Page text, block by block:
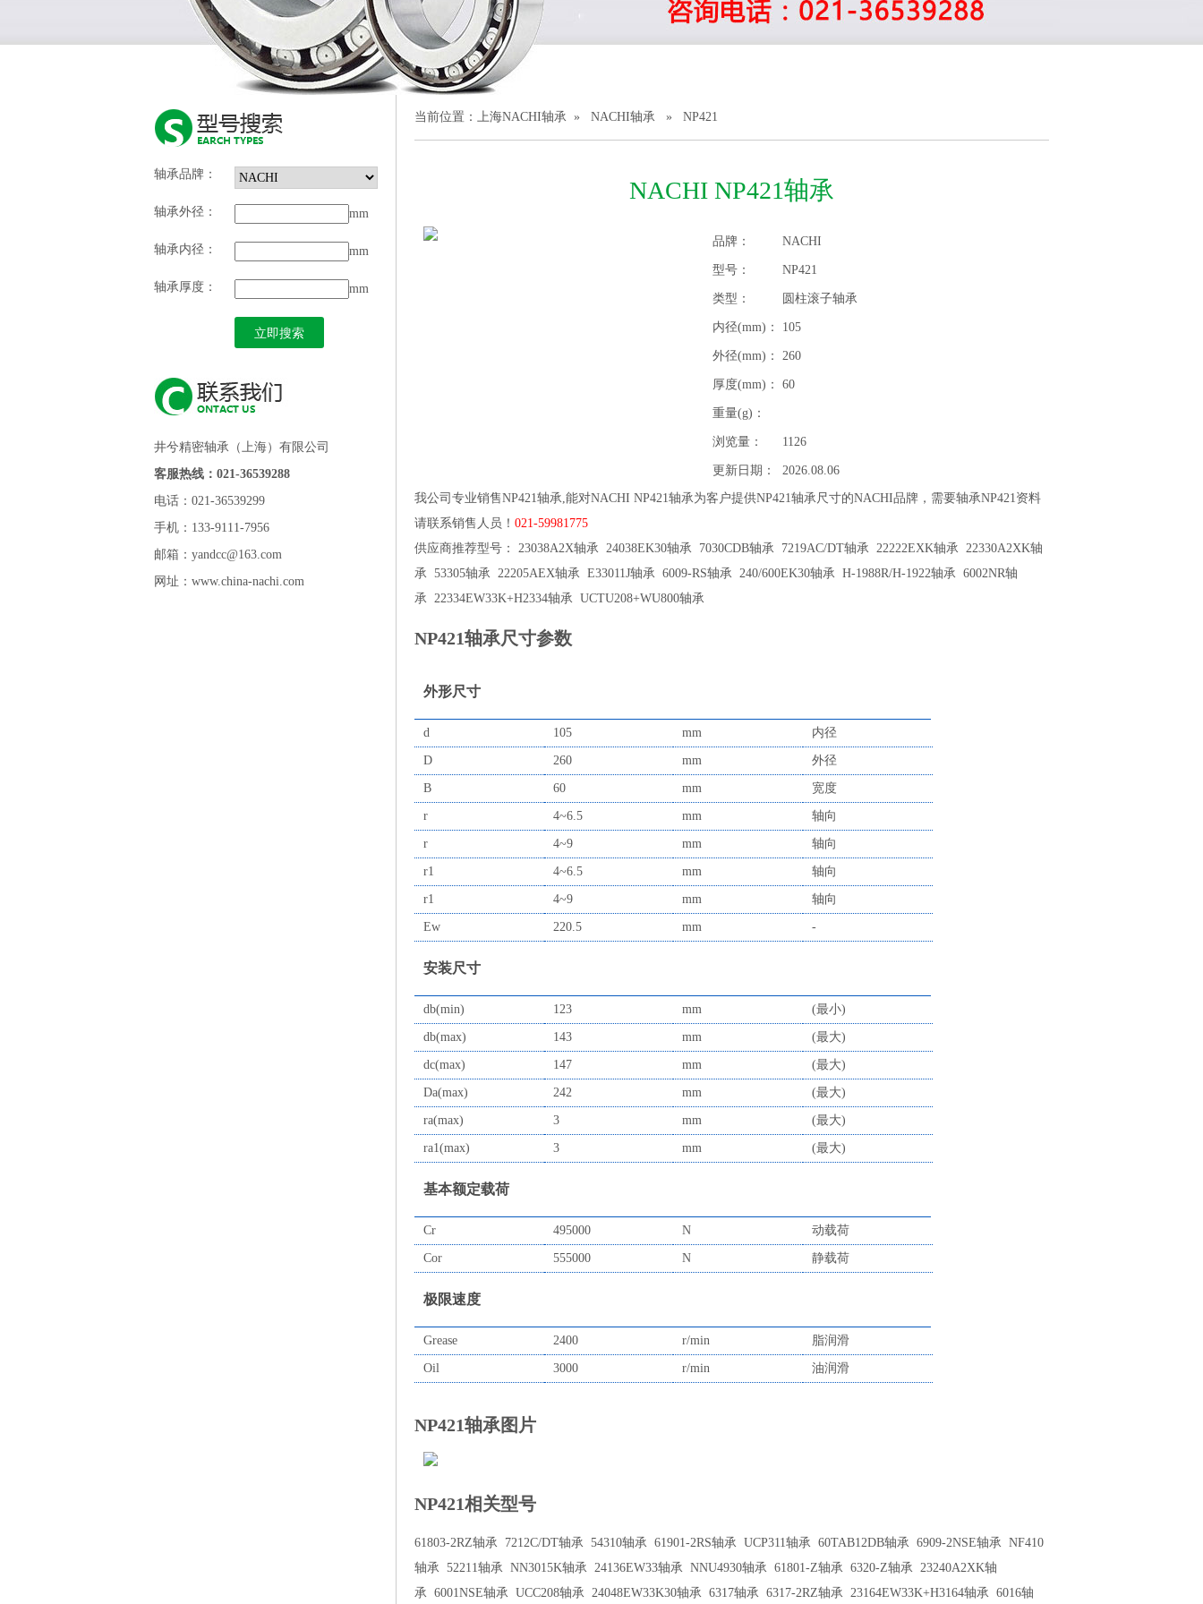
轴承品牌：
轴承外径： mm
轴承内径： mm
轴承厚度： mm
井兮精密轴承（上海）有限公司
客服热线：021-36539288
电话：021-36539299
手机：133-9111-7956
邮箱：yandcc@163.com
网址：www.china-nachi.com
当前位置： 上海NACHI轴承 » NACHI轴承 » NP421
NACHI NP421轴承
品牌： NACHI
型号： NP421
类型： 圆柱滚子轴承
内径(mm)： 105
外径(mm)： 260
厚度(mm)： 60
重量(g)：
浏览量： 1126
更新日期： 2026.08.06
我公司专业销售NP421轴承,能对NACHI NP421轴承为客户提供NP421轴承尺寸的NACHI品牌，需要轴承NP421资料
请联系销售人员！ 021-59981775
供应商推荐型号： 23038A2X轴承 24038EK30轴承 7030CDB轴承 7219AC/DT轴承 22222EXK轴承 22330A2XK轴
承 53305轴承 22205AEX轴承 E33011J轴承 6009-RS轴承 240/600EK30轴承 H-1988R/H-1922轴承 6002NR轴
承 22334EW33K+H2334轴承 UCTU208+WU800轴承
NP421轴承尺寸参数
外形尺寸
d 105 mm 内径
D 260 mm 外径
B 60 mm 宽度
r 4~6.5 mm 轴向
r 4~9 mm 轴向
r1 4~6.5 mm 轴向
r1 4~9 mm 轴向
Ew 220.5 mm -
安装尺寸
db(min) 123 mm (最小)
db(max) 143 mm (最大)
dc(max) 147 mm (最大)
Da(max) 242 mm (最大)
ra(max) 3 mm (最大)
ra1(max) 3 mm (最大)
基本额定载荷
Cr 495000 N 动载荷
Cor 555000 N 静载荷
极限速度
Grease 2400 r/min 脂润滑
Oil 3000 r/min 油润滑
NP421轴承图片
NP421相关型号
61803-2RZ轴承 7212C/DT轴承 54310轴承 61901-2RS轴承 UCP311轴承 60TAB12DB轴承 6909-2NSE轴承 NF410
轴承 52211轴承 NN3015K轴承 24136EW33轴承 NNU4930轴承 61801-Z轴承 6320-Z轴承 23240A2XK轴
承 6001NSE轴承 UCC208轴承 24048EW33K30轴承 6317轴承 6317-2RZ轴承 23164EW33K+H3164轴承 6016轴